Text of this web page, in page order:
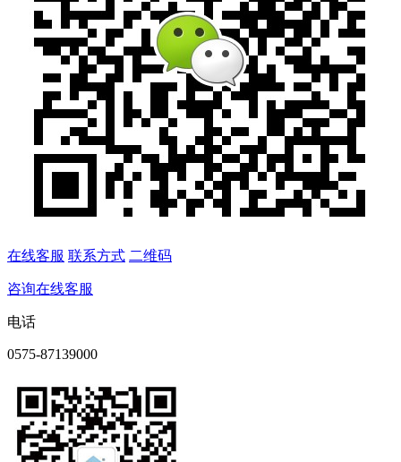
在线客服 联系方式 二维码
咨询在线客服
电话
0575-87139000